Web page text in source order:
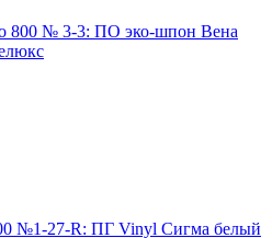
800 № 3-3: ПО эко-шпон Вена
№1-27-R: ПГ Vinyl Сигма белый